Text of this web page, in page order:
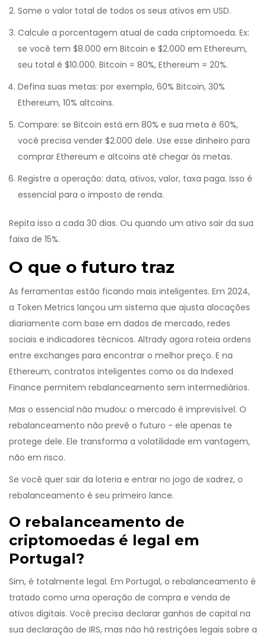
Some o valor total de todos os seus ativos em USD.
Calcule a porcentagem atual de cada criptomoeda. Ex:
se você tem $8.000 em Bitcoin e $2.000 em Ethereum,
seu total é $10.000. Bitcoin = 80%, Ethereum = 20%.
Defina suas metas: por exemplo, 60% Bitcoin, 30%
Ethereum, 10% altcoins.
Compare: se Bitcoin está em 80% e sua meta é 60%,
você precisa vender $2.000 dele. Use esse dinheiro para
comprar Ethereum e altcoins até chegar às metas.
Registre a operação: data, ativos, valor, taxa paga. Isso é
essencial para o imposto de renda.
Repita isso a cada 30 dias. Ou quando um ativo sair da sua
faixa de 15%.
O que o futuro traz
As ferramentas estão ficando mais inteligentes. Em 2024,
a Token Metrics lançou um sistema que ajusta alocações
diariamente com base em dados de mercado, redes
sociais e indicadores técnicos. Altrady agora roteia ordens
entre exchanges para encontrar o melhor preço. E na
Ethereum, contratos inteligentes como os da Indexed
Finance permitem rebalanceamento sem intermediários.
Mas o essencial não mudou: o mercado é imprevisível. O
rebalanceamento não prevê o futuro - ele apenas te
protege dele. Ele transforma a volatilidade em vantagem,
não em risco.
Se você quer sair da loteria e entrar no jogo de xadrez, o
rebalanceamento é seu primeiro lance.
O rebalanceamento de
criptomoedas é legal em
Portugal?
Sim, é totalmente legal. Em Portugal, o rebalanceamento é
tratado como uma operação de compra e venda de
ativos digitais. Você precisa declarar ganhos de capital na
sua declaração de IRS, mas não há restrições legais sobre a